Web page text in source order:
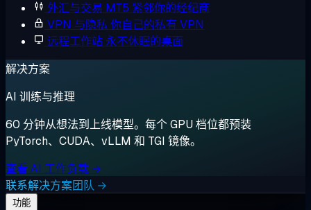
外汇与交易 MT5 紧邻你的经纪商
VPN 与隐私 你自己的私有 VPN
远程工作站 永不休眠的桌面
解决方案
AI 训练与推理
60 分钟从想法到上线模型。每个 GPU 档位都预装
PyTorch、CUDA、vLLM 和 TGI 镜像。
查看 AI 工作负载 →
联系解决方案团队 →